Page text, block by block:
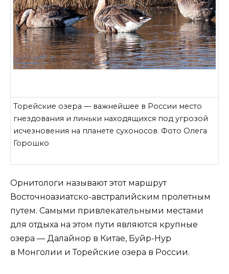
Торейские озера — важнейшее в России место
гнездования и линьки находящихся под угрозой
исчезновения на планете сухоносов. Фото Олега
Горошко
Орнитологи называют этот маршрут
Восточноазиатско-австралийским пролетным
путем. Самыми привлекательными местами
для отдыха на этом пути являются крупные
озера — Далайнор в Китае, Буйр-Нур
в Монголии и Торейские озера в России.